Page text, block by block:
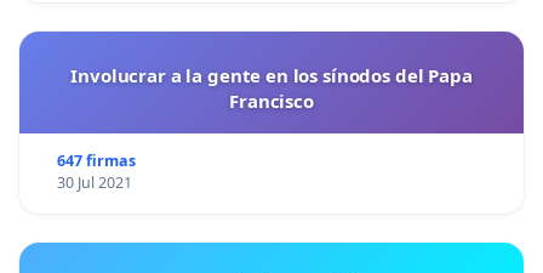
Involucrar a la gente en los sínodos del Papa
Francisco
647 firmas
30 Jul 2021